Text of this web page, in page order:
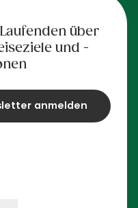
über
und -
anmelden